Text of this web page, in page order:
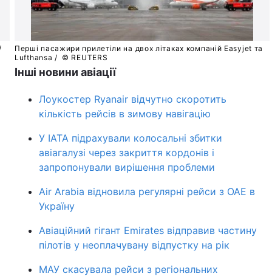
Перші пасажири прилетіли на двох літаках компаній Easyjet та
Lufthansa / © REUTERS
Інші новини авіації
Лоукостер Ryanair відчутно скоротить
кількість рейсів в зимову навігацію
У IATA підрахували колосальні збитки
авіагалузі через закриття кордонів і
запропонували вирішення проблеми
Air Arabia відновила регулярні рейси з ОАЕ в
Україну
Авіаційний гігант Emirates відправив частину
пілотів у неоплачувану відпустку на рік
МАУ скасувала рейси з регіональних